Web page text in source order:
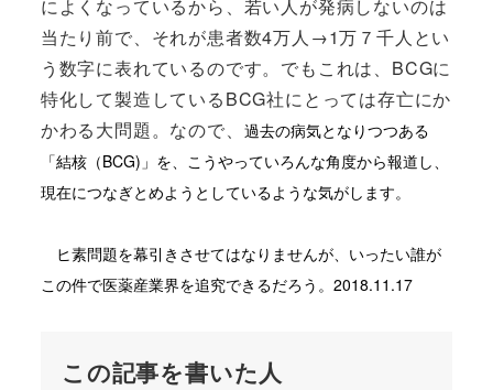
によくなっているから、若い人が発病しないのは
当たり前で、それが患者数4万人→1万７千人とい
う数字に表れているのです。でもこれは、BCGに
特化して製造しているBCG社にとっては存亡にか
かわる大問題。なので、 過去の病気となりつつある
「結核（BCG)」を、こうやっていろんな角度から報道し、
現在につなぎとめようとしているような気がします。
ヒ素問題を幕引きさせてはなりませんが、いったい誰が
この件で医薬産業界を追究できるだろう。2018.11.17
この記事を書いた人